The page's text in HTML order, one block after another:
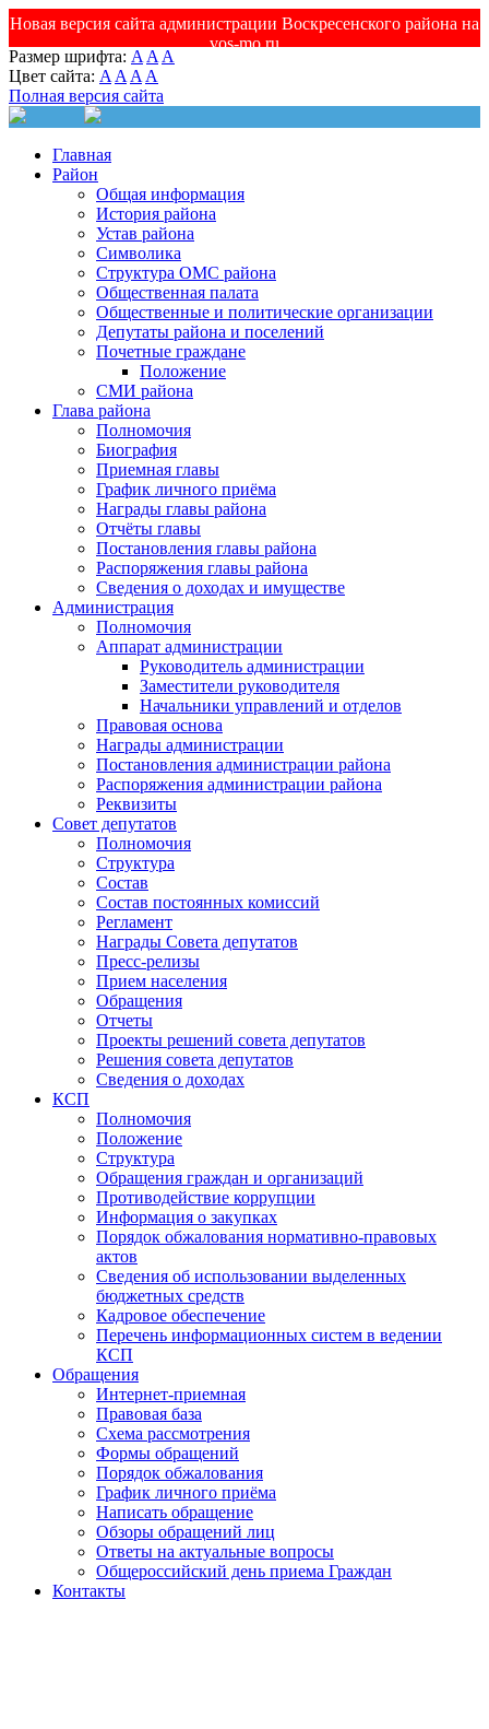
Новая версия сайта администрации Воскресенского района на
vos-mo.ru
Размер шрифта: A A A
Цвет сайта: A A A A
Полная версия сайта
Главная
Район
Общая информация
История района
Устав района
Символика
Структура ОМС района
Общественная палата
Общественные и политические организации
Депутаты района и поселений
Почетные граждане
Положение
СМИ района
Глава района
Полномочия
Биография
Приемная главы
График личного приёма
Награды главы района
Отчёты главы
Постановления главы района
Распоряжения главы района
Сведения о доходах и имуществе
Администрация
Полномочия
Аппарат администрации
Руководитель администрации
Заместители руководителя
Начальники управлений и отделов
Правовая основа
Награды администрации
Постановления администрации района
Распоряжения администрации района
Реквизиты
Совет депутатов
Полномочия
Структура
Состав
Состав постоянных комиссий
Регламент
Награды Совета депутатов
Пресс-релизы
Прием населения
Обращения
Отчеты
Проекты решений совета депутатов
Решения совета депутатов
Сведения о доходах
КСП
Полномочия
Положение
Структура
Обращения граждан и организаций
Противодействие коррупции
Информация о закупках
Порядок обжалования нормативно-правовых
актов
Сведения об использовании выделенных
бюджетных средств
Кадровое обеспечение
Перечень информационных систем в ведении
КСП
Обращения
Интернет-приемная
Правовая база
Схема рассмотрения
Формы обращений
Порядок обжалования
График личного приёма
Написать обращение
Обзоры обращений лиц
Ответы на актуальные вопросы
Общероссийский день приема Граждан
Контакты